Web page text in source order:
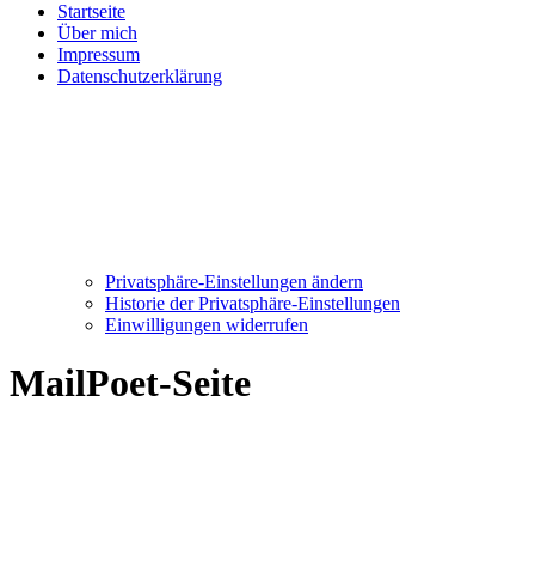
Startseite
Über mich
Impressum
Datenschutzerklärung
Privatsphäre-Einstellungen ändern
Historie der Privatsphäre-Einstellungen
Einwilligungen widerrufen
MailPoet-Seite